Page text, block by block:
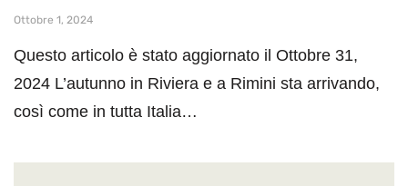
Ottobre 1, 2024
Questo articolo è stato aggiornato il Ottobre 31,
2024 L’autunno in Riviera e a Rimini sta arrivando,
così come in tutta Italia…